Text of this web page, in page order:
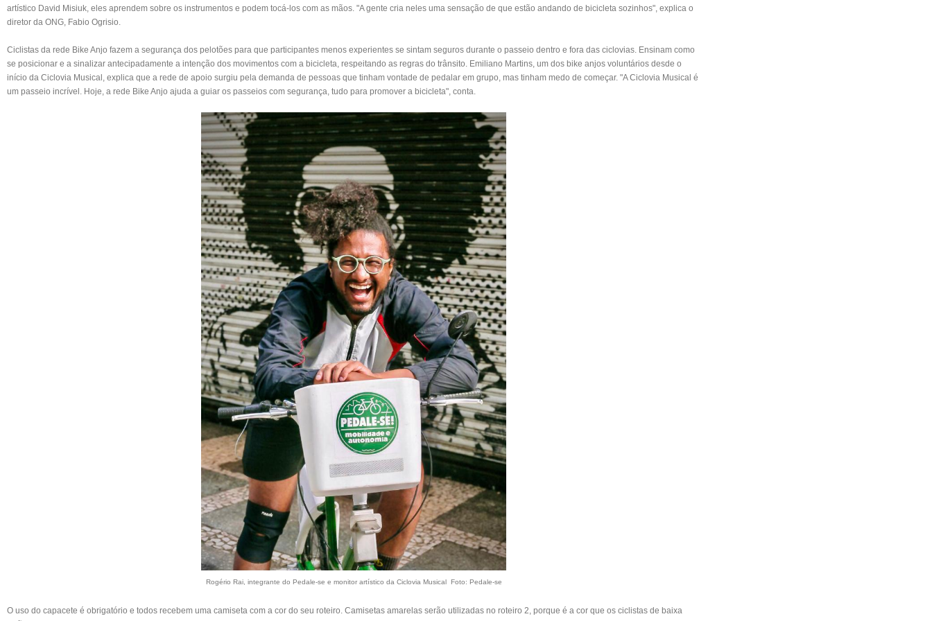
artístico David Misiuk, eles aprendem sobre os instrumentos e podem tocá-los com as mãos. "A gente cria neles uma sensação de que estão andando de bicicleta sozinhos", explica o
diretor da ONG, Fabio Ogrisio.
Ciclistas da rede Bike Anjo fazem a segurança dos pelotões para que participantes menos experientes se sintam seguros durante o passeio dentro e fora das ciclovias. Ensinam como
se posicionar e a sinalizar antecipadamente a intenção dos movimentos com a bicicleta, respeitando as regras do trânsito. Emiliano Martins, um dos bike anjos voluntários desde o
início da Ciclovia Musical, explica que a rede de apoio surgiu pela demanda de pessoas que tinham vontade de pedalar em grupo, mas tinham medo de começar. "A Ciclovia Musical é
um passeio incrível. Hoje, a rede Bike Anjo ajuda a guiar os passeios com segurança, tudo para promover a bicicleta", conta.
Rogério Rai, integrante do Pedale-se e monitor artístico da Ciclovia Musical Foto: Pedale-se
O uso do capacete é obrigatório e todos recebem uma camiseta com a cor do seu roteiro. Camisetas amarelas serão utilizadas no roteiro 2, porque é a cor que os ciclistas de baixa